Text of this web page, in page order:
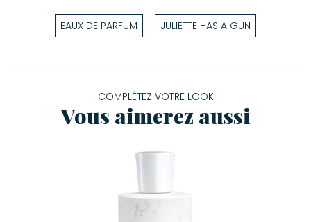
EAUX DE PARFUM JULIETTE HAS A GUN
COMPLÉTEZ VOTRE LOOK
Vous aimerez aussi